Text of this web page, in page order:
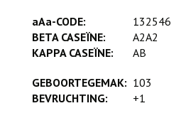
aAa-CODE:
132546
BETA CASEÏNE:
A2A2
KAPPA CASEÏNE:
AB
GEBOORTEGEMAK: 103
BEVRUCHTING:
+1